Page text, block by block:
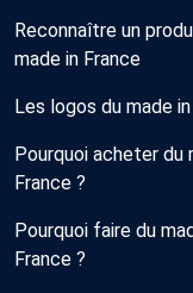
Reconnaître un
made in France
Les logos du made
Pourquoi acheter du
France ?
Pourquoi faire du
France ?